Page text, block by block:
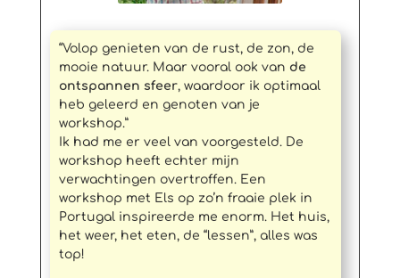
“Volop genieten van de rust, de zon, de
mooie natuur. Maar vooral ook van de
ontspannen sfeer, waardoor ik optimaal
heb geleerd en genoten van je
workshop.”
Ik had me er veel van voorgesteld. De
workshop heeft echter mijn
verwachtingen overtroffen. Een
workshop met Els op zo’n fraaie plek in
Portugal inspireerde me enorm. Het huis,
het weer, het eten, de “lessen”, alles was
top!